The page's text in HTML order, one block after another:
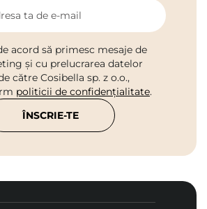
ta de e-mail
acord să primesc mesaje de
și cu prelucrarea datelor
către Cosibella sp. z o.o.,
politicii de confidențialitate.
ÎNSCRIE-TE